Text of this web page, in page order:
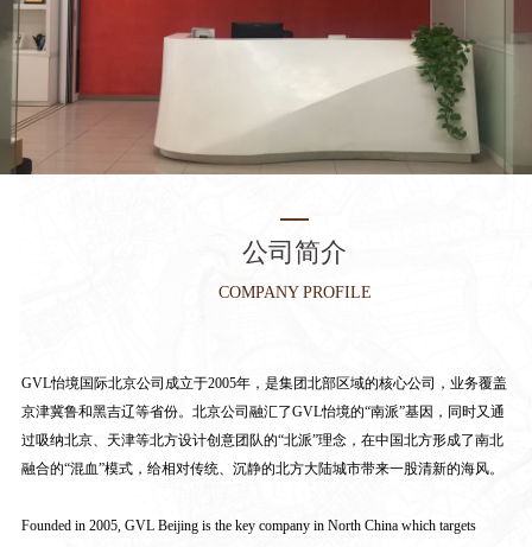
公司简介
COMPANY PROFILE
GVL怡境国际北京公司成立于2005年，是集团北部区域的核心公司，业务覆盖
京津冀鲁和黑吉辽等省份。北京公司融汇了GVL怡境的“南派”基因，同时又通
过吸纳北京、天津等北方设计创意团队的“北派”理念，在中国北方形成了南北
融合的“混血”模式，给相对传统、沉静的北方大陆城市带来一股清新的海风。
Founded in 2005, GVL Beijing is the key company in North China which targets